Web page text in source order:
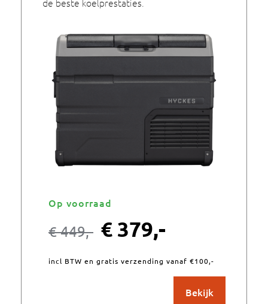
Op voorraad
€449,- € 379,-
incl BTW en gratis verzending vanaf €100,-
Bekijk